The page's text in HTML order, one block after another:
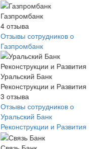
Газпромбанк
4 отзыва
Отзывы сотрудников о
Газпромбанк
Уральский Банк
Реконструкции и Развития
3 отзыва
Отзывы сотрудников о
Уральский Банк
Реконструкции и Развития